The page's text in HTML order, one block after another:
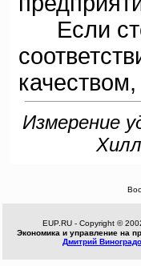
Если
Измерение
EUP.RU - Copyright ©
Экономика и управление на
Дмитрий